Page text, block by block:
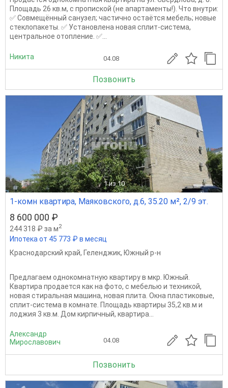
Площадь 26 кв.м, с пропиской (не апартаменты!). Что внутри:
✅ Совмещённый санузел; частично остаётся мебель; новые
стеклопакеты. ✅ Установлена новая сплит-система,
центральное отопление. ✅...
Никита 04.08
Позвонить
1 из 10
1-комн квартира, Маяковского, д.6, 35.20 м², 2/9 эт.
8 600 000 ₽
244 318 ₽ за м2
Ипотека от 45 773 ₽ в месяц
Краснодарский край, Геленджик, Южный р-н
Предлагаем однокомнатную квартиру в мкр. Южный.
Квартира продается как на фото, с мебелью и техникой,
новая стиральная машина, новая плита. Окна пластиковые,
сплит-система в комнате. Площадь квартиры 35,2 кв.м и
лоджия 3 кв.м. Дом кирпичный, квартира...
Александр
Мирославович
04.08
Позвонить